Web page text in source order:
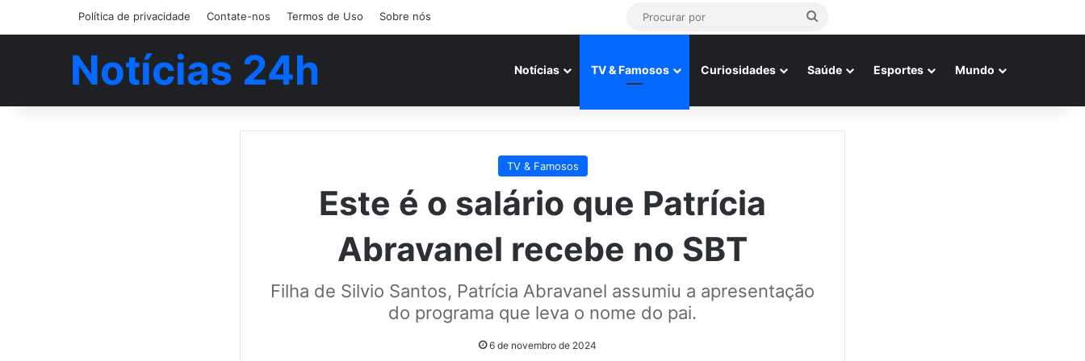
Política de privacidade Contate-nos Termos de Uso Sobre nós
Procurar
Notícias 24h Notícias TV & Famosos Curiosidades Saúde Esportes Mundo
TV & Famosos
Este é o salário que Patrícia
Abravanel recebe no SBT
Filha de Silvio Santos, Patrícia Abravanel assumiu a apresentação
do programa que leva o nome do pai.
6 de novembro de 2024